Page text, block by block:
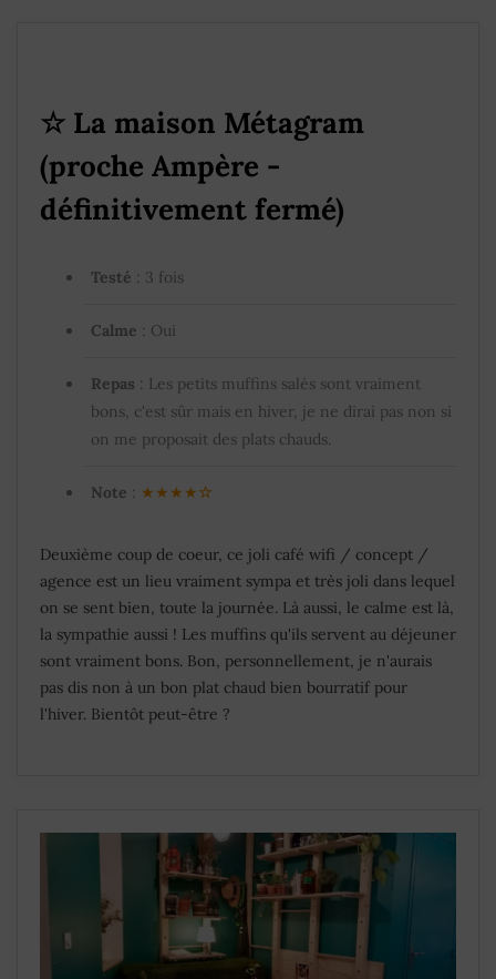
☆ La maison Métagram
(proche Ampère -
définitivement fermé)
Testé : 3 fois
Calme : Oui
Repas : Les petits muffins salés sont vraiment
bons, c'est sûr mais en hiver, je ne dirai pas non si
on me proposait des plats chauds.
Note : ★★★★☆
Deuxième coup de coeur, ce joli café wifi / concept /
agence est un lieu vraiment sympa et très joli dans lequel
on se sent bien, toute la journée. Là aussi, le calme est là,
la sympathie aussi ! Les muffins qu'ils servent au déjeuner
sont vraiment bons. Bon, personnellement, je n'aurais
pas dis non à un bon plat chaud bien bourratif pour
l'hiver. Bientôt peut-être ?